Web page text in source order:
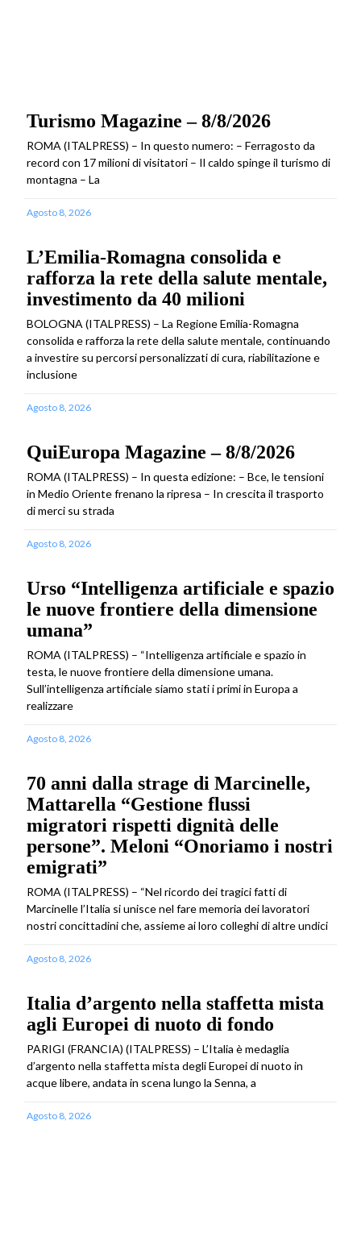
Turismo Magazine – 8/8/2026
ROMA (ITALPRESS) – In questo numero: – Ferragosto da
record con 17 milioni di visitatori – Il caldo spinge il turismo di
montagna – La
Agosto 8, 2026
L’Emilia-Romagna consolida e
rafforza la rete della salute mentale,
investimento da 40 milioni
BOLOGNA (ITALPRESS) – La Regione Emilia-Romagna
consolida e rafforza la rete della salute mentale, continuando
a investire su percorsi personalizzati di cura, riabilitazione e
inclusione
Agosto 8, 2026
QuiEuropa Magazine – 8/8/2026
ROMA (ITALPRESS) – In questa edizione: – Bce, le tensioni
in Medio Oriente frenano la ripresa – In crescita il trasporto
di merci su strada
Agosto 8, 2026
Urso “Intelligenza artificiale e spazio
le nuove frontiere della dimensione
umana”
ROMA (ITALPRESS) – “Intelligenza artificiale e spazio in
testa, le nuove frontiere della dimensione umana.
Sull’intelligenza artificiale siamo stati i primi in Europa a
realizzare
Agosto 8, 2026
70 anni dalla strage di Marcinelle,
Mattarella “Gestione flussi
migratori rispetti dignità delle
persone”. Meloni “Onoriamo i nostri
emigrati”
ROMA (ITALPRESS) – “Nel ricordo dei tragici fatti di
Marcinelle l’Italia si unisce nel fare memoria dei lavoratori
nostri concittadini che, assieme ai loro colleghi di altre undici
Agosto 8, 2026
Italia d’argento nella staffetta mista
agli Europei di nuoto di fondo
PARIGI (FRANCIA) (ITALPRESS) – L’Italia è medaglia
d’argento nella staffetta mista degli Europei di nuoto in
acque libere, andata in scena lungo la Senna, a
Agosto 8, 2026